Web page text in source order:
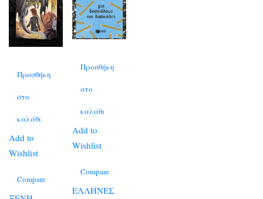
Προσθήκη
στο
καλάθι
Add to
Wishlist
Compare
Προσθήκη
στο
καλάθι
Add to
Wishlist
Compare
ΕΛΛΗΝΕΣ